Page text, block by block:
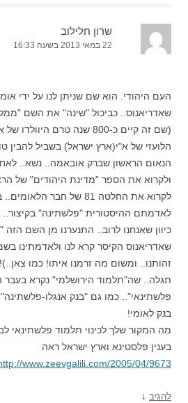
שרון חלילוב
22 במאי 2013 בשעה 16:33
העם היהודי. הוא שם שניתן לנו על ידי
שאדריאנוס.. כביכול "שינה" את השם
(שם זה קיים כ-800 שנה טרם
הלועזי של א"י(ארץ ישראל) בשביל להבין
הנאום הראשון שברק אובאמה.. נשא..
ולקרוא את הספר "מדינת היהודים" של
לקרוא את החלטה 81 של חבר
לאדמתם ההיסטורית "פלשתינה" בקיצור..
כיוון שאנחנו לרוב.. התנערנו מן השם הזה
שאדריאנוס הקיסר קרא לנו ולאדמתינו
זהותנו.. ומשום מה זרמנו איתו! כמו
תגלה.. שה"תלמוד הירושלמי" נקרא בעבר
פּלשתינאי".. כמו גם "בנק אנגלו-
בנק לאומי!
מה המקור שלך לכינוי תלמוד פלשתינאי
בענין פלסטינא וארץ ישראל ראה
www.zeevgalili.com/2005/04/9673
להגיב ↓